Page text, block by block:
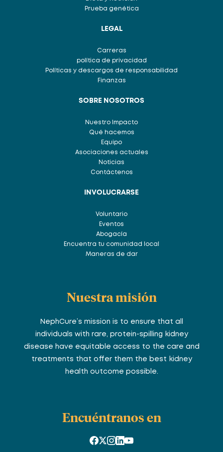
Prueba genética
LEGAL
Carreras
política de privacidad
Políticas y descargos de responsabilidad
Finanzas
SOBRE NOSOTROS
Nuestro Impacto
Qué hacemos
Equipo
Asociaciones actuales
Noticias
Contáctenos
INVOLUCRARSE
Voluntario
Eventos
Abogacía
Encuentra tu comunidad local
Maneras de dar
Nuestra misión
NephCure’s mission is to ensure that all
individuals with rare, protein-spilling kidney
disease have equitable access to the care and
treatments that offer them the best kidney
health outcome possible.
Encuéntranos en